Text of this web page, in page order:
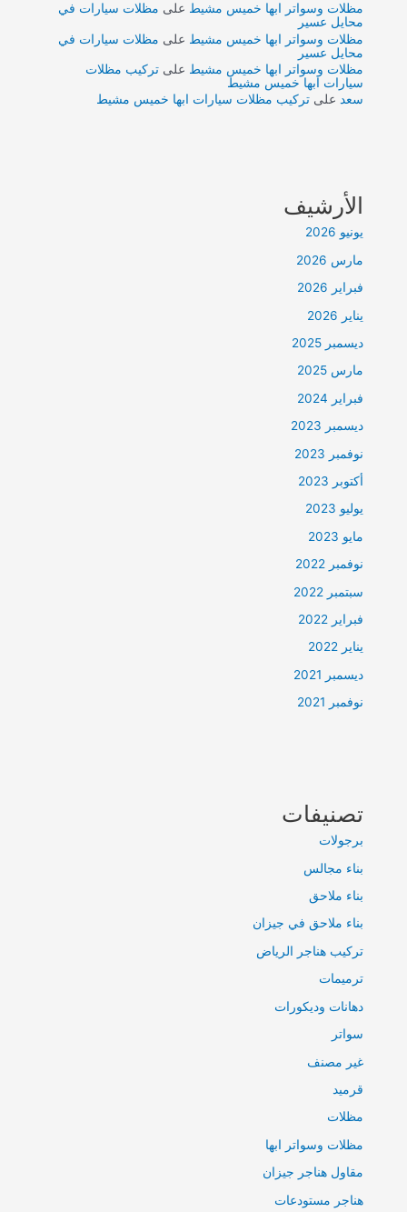
مظلات وسواتر ابها خميس مشيط على مظلات سيارات في
محايل عسير
مظلات وسواتر ابها خميس مشيط على مظلات سيارات في
محايل عسير
مظلات وسواتر ابها خميس مشيط علىتركيب مظلات
سيارات ابها خميس مشيط
سعد علىتركيب مظلات سيارات ابها خميس مشيط
الأرشيف
يونيو 2026
مارس 2026
فبراير 2026
يناير 2026
ديسمبر 2025
مارس 2025
فبراير 2024
ديسمبر 2023
نوفمبر 2023
أكتوبر 2023
يوليو 2023
مايو 2023
نوفمبر 2022
سبتمبر 2022
فبراير 2022
يناير 2022
ديسمبر 2021
نوفمبر 2021
تصنيفات
برجولات
بناء مجالس
بناء ملاحق
بناء ملاحق في جيزان
تركيب هناجر الرياض
ترميمات
دهانات وديكورات
سواتر
غير مصنف
قرميد
مظلات
مظلات وسواتر ابها
مقاول هناجر جيزان
هناجر مستودعات